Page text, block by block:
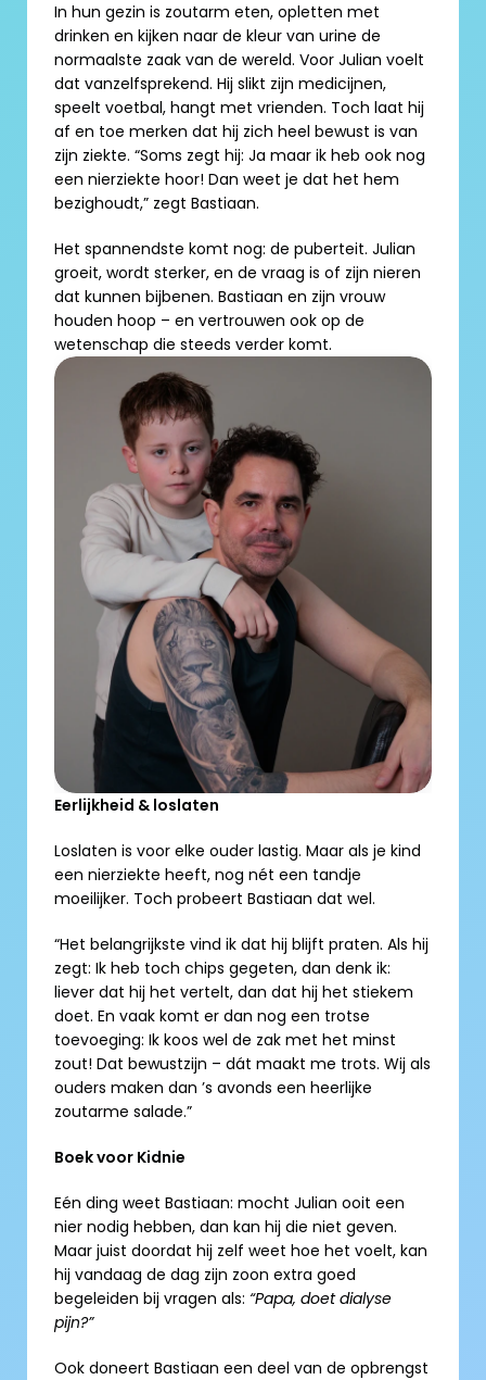
In hun gezin is zoutarm eten, opletten met
drinken en kijken naar de kleur van urine de
normaalste zaak van de wereld. Voor Julian voelt
dat vanzelfsprekend. Hij slikt zijn medicijnen,
speelt voetbal, hangt met vrienden. Toch laat hij
af en toe merken dat hij zich heel bewust is van
zijn ziekte. “Soms zegt hij: Ja maar ik heb ook nog
een nierziekte hoor! Dan weet je dat het hem
bezighoudt,” zegt Bastiaan.
Het spannendste komt nog: de puberteit. Julian
groeit, wordt sterker, en de vraag is of zijn nieren
dat kunnen bijbenen. Bastiaan en zijn vrouw
houden hoop – en vertrouwen ook op de
wetenschap die steeds verder komt.
Eerlijkheid & loslaten
Loslaten is voor elke ouder lastig. Maar als je kind
een nierziekte heeft, nog nét een tandje
moeilijker. Toch probeert Bastiaan dat wel.
“Het belangrijkste vind ik dat hij blijft praten. Als hij
zegt: Ik heb toch chips gegeten, dan denk ik:
liever dat hij het vertelt, dan dat hij het stiekem
doet. En vaak komt er dan nog een trotse
toevoeging: Ik koos wel de zak met het minst
zout! Dat bewustzijn – dát maakt me trots. Wij als
ouders maken dan ’s avonds een heerlijke
zoutarme salade.”
Boek voor Kidnie
Eén ding weet Bastiaan: mocht Julian ooit een
nier nodig hebben, dan kan hij die niet geven.
Maar juist doordat hij zelf weet hoe het voelt, kan
hij vandaag de dag zijn zoon extra goed
begeleiden bij vragen als: “Papa, doet dialyse
pijn?”
Ook doneert Bastiaan een deel van de opbrengst